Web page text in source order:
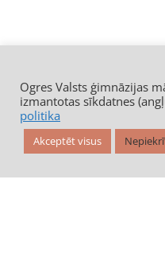
Ogres Valsts ģimnāzijas
izmantotas sīkdatnes
politika
Akceptēt visus